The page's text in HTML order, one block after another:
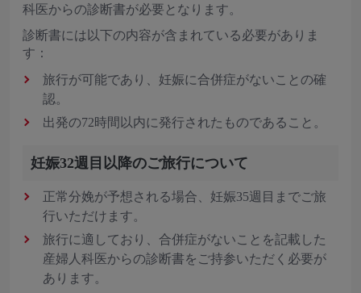
科医からの診断書が必要となります。
診断書には以下の内容が含まれている必要がありま
す：
旅行が可能であり、妊娠に合併症がないことの確
認。
出発の72時間以内に発行されたものであること。
妊娠32週目以降のご旅行について
正常分娩が予想される場合、妊娠35週目までご旅
行いただけます。
旅行に適しており、合併症がないことを記載した
産婦人科医からの診断書をご持参いただく必要が
あります。